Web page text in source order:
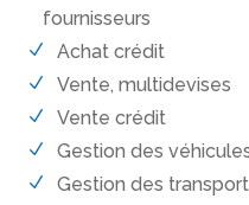
fournisseurs
Achat crédit
Vente, multidevises
Vente crédit
Gestion des
Gestion des